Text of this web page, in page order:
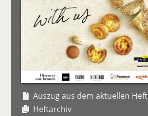
Auszug aus dem aktuellen Heft
Heftarchiv